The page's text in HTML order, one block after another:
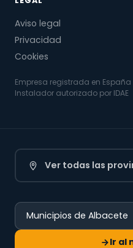
Aviso legal
Privacidad
Cookies
Empresa registrada en España
Instalador autorizado por IDAE
Ver todas las
Ir al